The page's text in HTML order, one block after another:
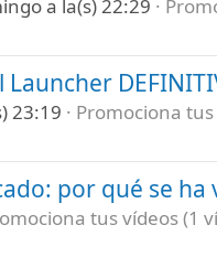
a la(s) 22:29
23:19 Promociona
por qué se
tus vídeos (1